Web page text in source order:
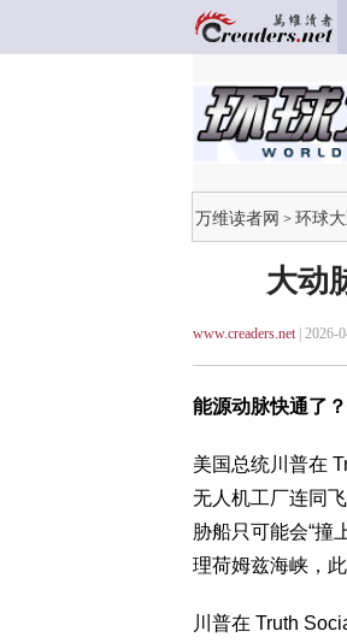
万维读者网 > 环球
大动
www.creaders.net| 2026-
能源动脉快通了
美国总统川普在
无人机工厂连同
胁船只可能会“撞
理荷姆兹海峡，
川普在 Truth